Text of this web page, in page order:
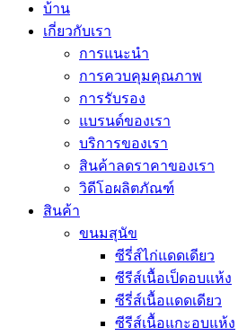
บ้าน
เกี่ยวกับเรา
การแนะนำ
การควบคุมคุณภาพ
การรับรอง
แบรนด์ของเรา
บริการของเรา
สินค้าลดราคาของเรา
วิดีโอผลิตภัณฑ์
สินค้า
ขนมสุนัข
ซีรี่ส์ไก่แดดเดียว
ซีรีส์เนื้อเป็ดอบแห้ง
ซีรี่ส์เนื้อแดดเดียว
ซีรีส์เนื้อแกะอบแห้ง